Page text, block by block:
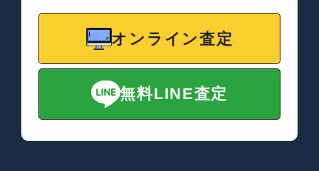
オンライン査定
無料LINE査定